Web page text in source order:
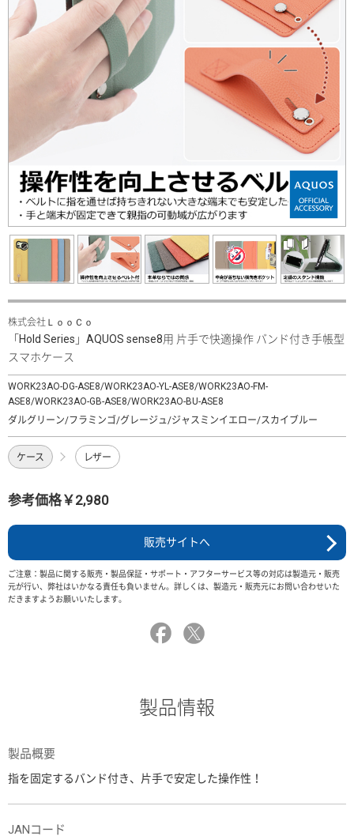
株式会社ＬｏｏＣｏ
「Hold Series」AQUOS sense8用 片手で快適操作 バンド付き手帳型
スマホケース
WORK23AO-DG-ASE8/WORK23AO-YL-ASE8/WORK23AO-FM-
ASE8/WORK23AO-GB-ASE8/WORK23AO-BU-ASE8
ダルグリーン/フラミンゴ/グレージュ/ジャスミンイエロー/スカイブルー
ケース レザー
参考価格￥2,980
販売サイトへ
ご注意：製品に関する販売・製品保証・サポート・アフターサービス等の対応は製造元・販売
元が行い、弊社はいかなる責任も負いません。詳しくは、製造元・販売元にお問い合わせいた
だきますようお願いいたします。
製品情報
製品概要
指を固定するバンド付き、片手で安定した操作性！
JANコード